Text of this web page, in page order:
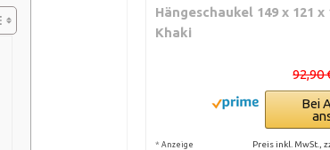
Hängeschaukel 149 x 121 x
Khaki
92,90
Bei
* Anzeige Preis inkl. MwSt.,